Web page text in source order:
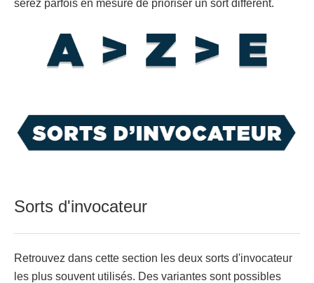
serez parfois en mesure de prioriser un sort différent.
Sorts d'invocateur
Retrouvez dans cette section les deux sorts d'invocateur
les plus souvent utilisés. Des variantes sont possibles